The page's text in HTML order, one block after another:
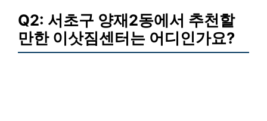
Q2: 서초구 양재2동에서 추천할
만한 이삿짐센터는 어디인가요?